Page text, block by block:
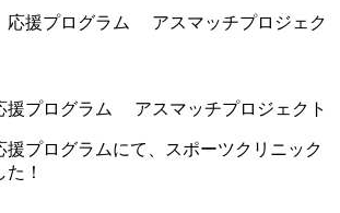
援プログラム アスマッチプロジェクト
援プログラムにて、スポーツクリニック
！